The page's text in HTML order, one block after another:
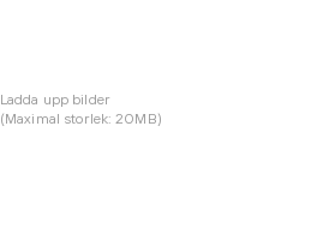
Ladda upp bilder
(Maximal storlek: 20MB)